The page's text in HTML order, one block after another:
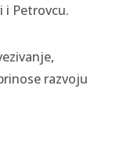
i Petrovcu.
razvoju